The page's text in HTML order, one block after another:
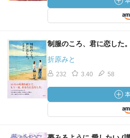
制服のころ、君に恋した。
折原みと
232 3.40 58